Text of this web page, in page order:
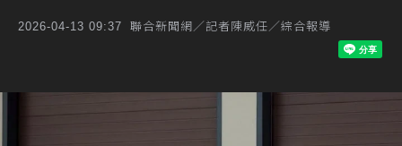
2026-04-13 09:37 聯合新聞網／記者陳威任／綜合報導